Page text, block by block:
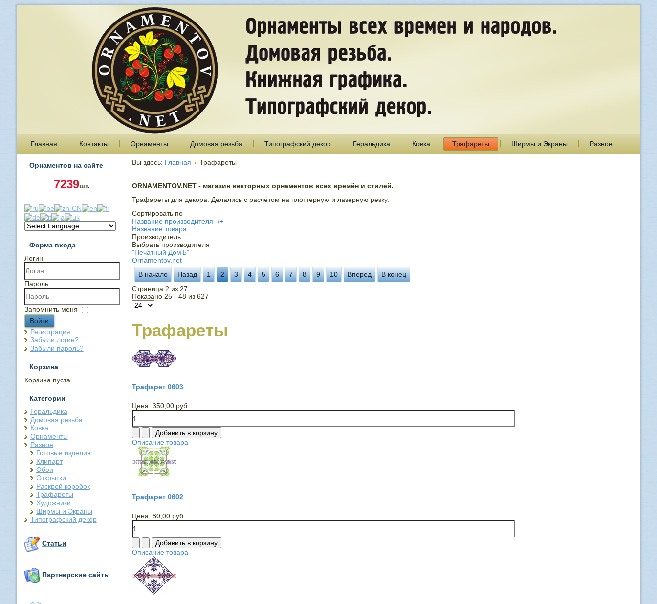
Главная Контакты Орнаменты Домовая резьба Типографский декор Геральдика Ковка Трафареты Ширмы и Экраны Разное
Орнаментов на сайте
7239шт.
Форма входа
Логин
Пароль
Запомнить меня
Войти
Регистрация
Забыли логин?
Забыли пароль?
Корзина
Корзина пуста
Категории
Геральдика
Домовая резьба
Ковка
Орнаменты
Разное
Готовые изделия
Клипарт
Обои
Открытки
Раскрой коробок
Трафареты
Художники
Ширмы и Экраны
Типографский декор
Статьи
Партнерские сайты
Вы здесь: Главная Трафареты
ORNAMENTOV.NET - магазин векторных орнаментов всех времён и стилей.
Трафареты для декора. Делались с расчётом на плоттерную и лазерную резку.
Сортировать по
Название производителя -/+
Название товара
Производитель:
Выбрать производителя
"Печатный ДомЪ"
Ornamentov.net
В начало
Назад 1 2 3 4 5 6 7 8 9 10 Вперед
В конец
Страница 2 из 27
Показано 25 - 48 из 627
Трафареты
Трафарет 0603
Цена: 350,00 руб
Описание товара
Трафарет 0602
Цена: 80,00 руб
Описание товара